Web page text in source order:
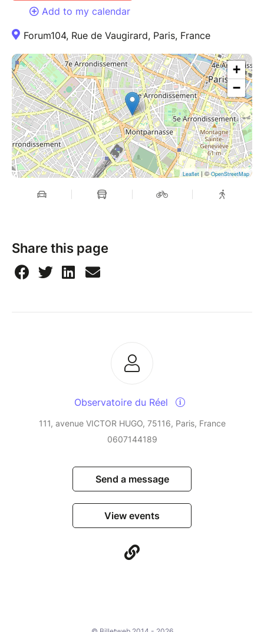
Add to my calendar
Forum104, Rue de Vaugirard, Paris, France
+
−
Leaflet| ©OpenStreetMap
Share this page
Observatoire du Réel
111, avenue VICTOR HUGO, 75116, Paris, France
0607144189
Send a message
View events